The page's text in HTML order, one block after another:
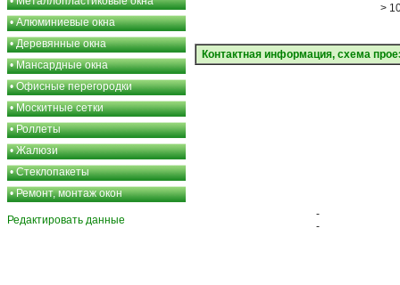
•Алюминиевые окна
•Деревянные окна
•Мансардные окна
•Офисные перегородки
•Москитные сетки
•Роллеты
•Жалюзи
•Стеклопакеты
•Ремонт, монтаж окон
>
Контактная информация, схема
Редактировать данные
-
-